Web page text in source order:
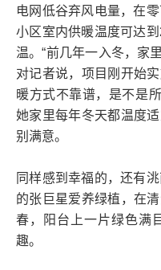
电网低谷弃风电量，在
小区室内供暖温度可达
温。“前几年一入冬，家
对记者说，项目刚开始
暖方式不靠谱，是不是
她家里每年冬天都温度
别满意。
同样感到幸福的，还有
的张巨星爱养绿植，在
春，阳台上一片绿色满
趣。